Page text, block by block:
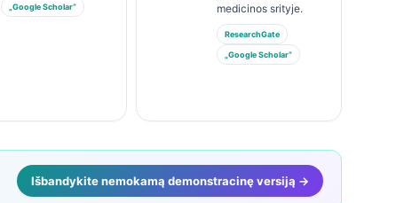
„Google Scholar“
medicinos srityje.
ResearchGate
„Google Scholar“
Išbandykite nemokamą demonstracinę versiją →